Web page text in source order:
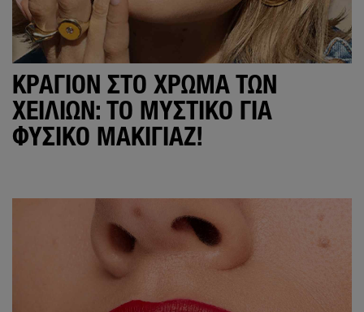
ΚΡΑΓΙΌΝ ΣΤΟ ΧΡΏΜΑ ΤΩΝ
ΧΕΙΛΙΏΝ: ΤΟ ΜΥΣΤΙΚΌ ΓΙΑ
ΦΥΣΙΚΌ ΜΑΚΙΓΙΆΖ!